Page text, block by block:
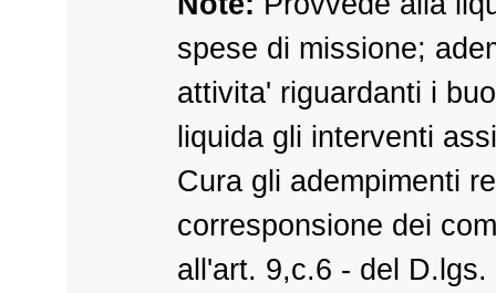
spese di missione;
attivita' riguardanti i
liquida gli interventi
Cura gli adempimenti
corresponsione dei
all'art. 9,c.6 - del D.lgs.